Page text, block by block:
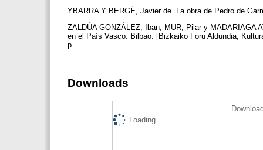
YBARRA Y BERGÉ, Javier de. La obra de Pedro de
ZALDÚA GONZÁLEZ, Iban; MUR, Pilar y MADARIAGA
en el País Vasco. Bilbao: [Bizkaiko Foru Aldundia,
p.
Downloads
Loading...